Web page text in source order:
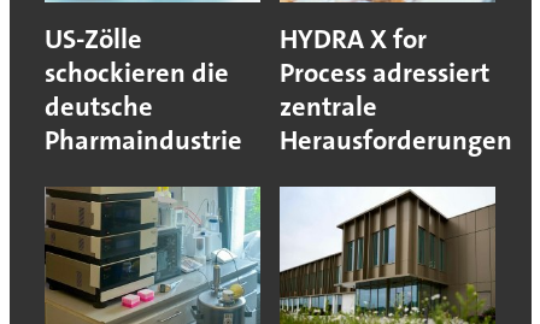
US-Zölle
schockieren die
deutsche
Pharmaindustrie
HYDRA X for
Process adressiert
zentrale
Herausforderungen